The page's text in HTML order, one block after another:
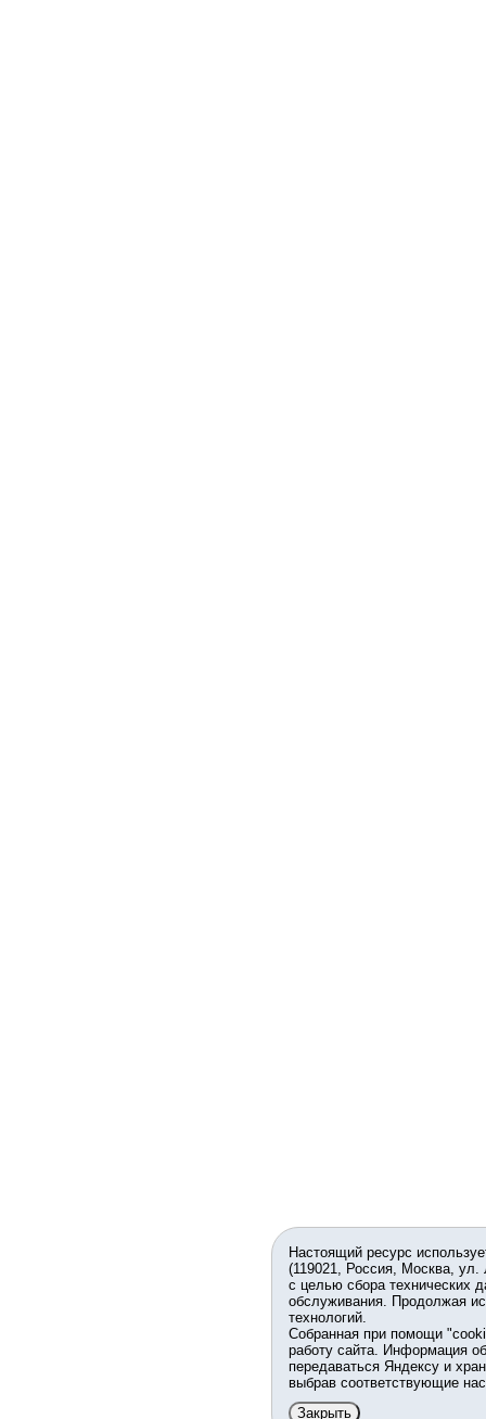
Настоящий ресурс
(119021, Россия, Москва,
с целью сбора технических
обслуживания. Продолжая
технологий.
Собранная при помощи
работу сайта. Информация
передаваться Яндексу и
выбрав соответствующие
Закрыть